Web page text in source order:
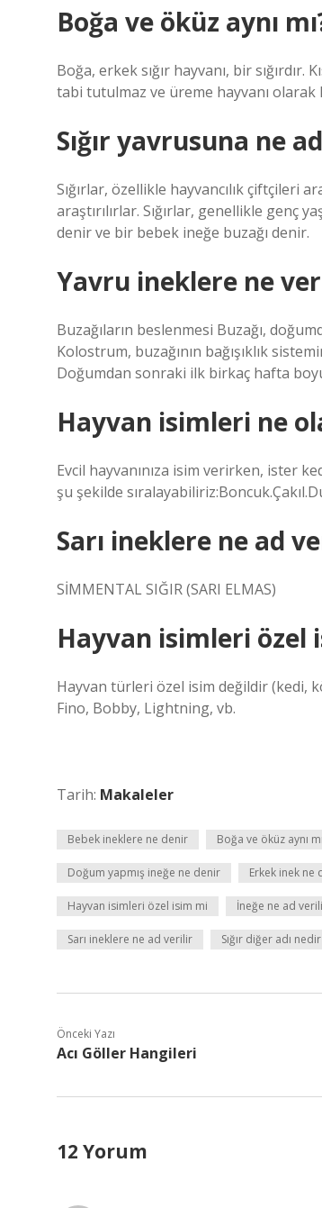
Boğa ve öküz aynı
Boğa, erkek sığır hayvanı, bir
tabi tutulmaz ve üreme hayvanı olarak
Sığır yavrusuna ne
Sığırlar, özellikle hayvancılık çiftçileri
araştırılırlar. Sığırlar, genellikle genç
denir ve bir bebek ineğe buzağı denir.
Yavru ineklere ne
Buzağıların beslenmesi Buzağı,
Kolostrum, buzağının bağışıklık
Doğumdan sonraki ilk birkaç hafta
Hayvan isimleri ne
Evcil hayvanınıza isim verirken, ister
şu şekilde
Sarı ineklere ne ad
SİMMENTAL SIĞIR (SARI ELMAS)
Hayvan isimleri özel
Hayvan türleri özel isim değildir (kedi,
Fino, Bobby, Lightning, vb.
Tarih: Makaleler
Bebek ineklere ne denir Boğa ve öküz aynı mı
Doğum yapmış ineğe ne denir Erkek inek ne
Hayvan isimleri özel isim mi İneğe ne ad
Sarı ineklere ne ad verilir Sığır diğer adı nedir
Önceki Yazı
Acı Göller Hangileri
12 Yorum